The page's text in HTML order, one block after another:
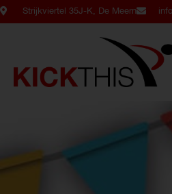
Strijkviertel 35J-K, De Meern